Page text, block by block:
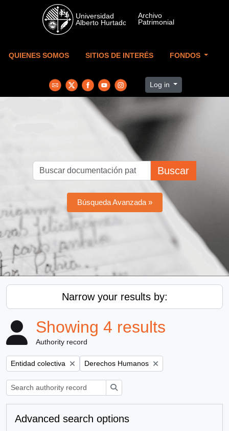
Skip to main content
QUIENES SOMOS SITIOS DE INTERÉS FONDOS
Log in
Buscar
Búsqueda Avanzada »
Narrow your results by:
Showing 4 results
Authority record
Remove filter:
Entidad colectiva Remove filter:
Derechos Humanos
Advanced search options